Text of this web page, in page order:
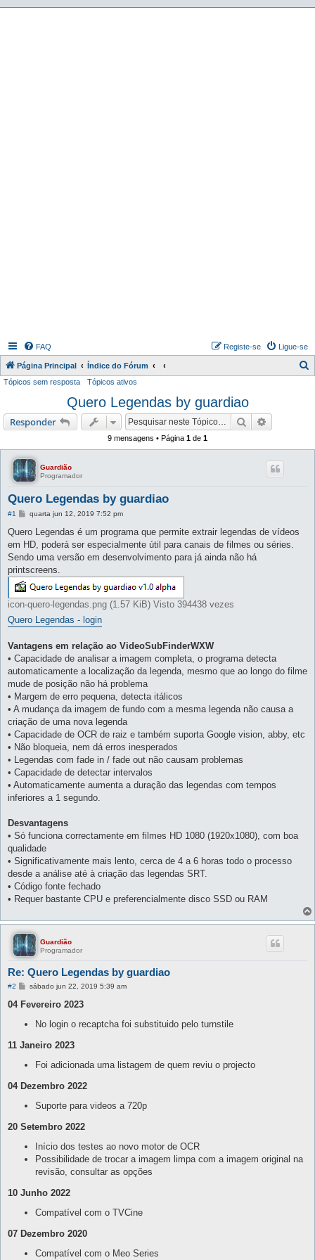
FAQ Ligue-se
Registe-se
Página Principal Índice do Fórum
i
Tópicos sem resposta Tópicos ativos
Quero Legendas by guardiao
Responder Pesquisar
9 mensagens • Página 1 de 1
Guardião
Programador
Quero Legendas by guardiao
#1
M
n
a
g
m
quarta jun 12, 2019 7:52 pm
Quero Legendas é um programa que permite extrair legendas de vídeos
em HD, poderá ser especialmente útil para canais de filmes ou séries.
Sendo uma versão em desenvolvimento para já ainda não há
printscreens.
icon-quero-legendas.png (1.57 KiB) Visto 394438 vezes
Quero Legendas - login
Vantagens em relação ao VideoSubFinderWXW
• Capacidade de analisar a imagem completa, o programa detecta
automaticamente a localização da legenda, mesmo que ao longo do filme
mude de posição não há problema
• Margem de erro pequena, detecta itálicos
• A mudança da imagem de fundo com a mesma legenda não causa a
criação de uma nova legenda
• Capacidade de OCR de raiz e também suporta Google vision, abby, etc
• Não bloqueia, nem dá erros inesperados
• Legendas com fade in / fade out não causam problemas
• Capacidade de detectar intervalos
• Automaticamente aumenta a duração das legendas com tempos
inferiores a 1 segundo.
Desvantagens
• Só funciona correctamente em filmes HD 1080 (1920x1080), com boa
qualidade
• Significativamente mais lento, cerca de 4 a 6 horas todo o processo
desde a análise até à criação das legendas SRT.
• Código fonte fechado
• Requer bastante CPU e preferencialmente disco SSD ou RAM
Guardião
Programador
Re: Quero Legendas by guardiao
#2
M
n
g
m
sábado jun 22, 2019 5:39 am
04 Fevereiro 2023
No login o recaptcha foi substituido pelo turnstile
11 Janeiro 2023
Foi adicionada uma listagem de quem reviu o projecto
04 Dezembro 2022
Suporte para videos a 720p
20 Setembro 2022
Início dos testes ao novo motor de OCR
Possibilidade de trocar a imagem limpa com a imagem original na
revisão, consultar as opções
10 Junho 2022
Compatível com o TVCine
07 Dezembro 2020
Compatível com o Meo Series